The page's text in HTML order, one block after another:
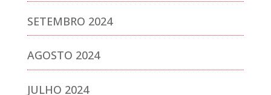
SETEMBRO 2024
AGOSTO 2024
JULHO 2024